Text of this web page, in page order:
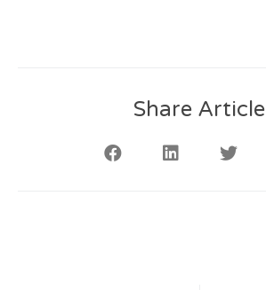
Share Article